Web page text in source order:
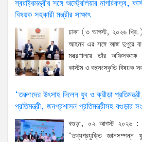
স্বরাষ্ট্রমন্ত্রীর সঙ্গে অস্ট্রেলিয়ার নাগরিকত্ব,
বিষয়ক সহকারী মন্ত্রীর সাক্ষাৎ
ঢাকা (৩ আগস্ট, ২০২৬
আহমদ এর সঙ্গে আজ দুপুরে
মন্ত্রণালয়ে তাঁর অফিসকক্ষে
কাস্টম ও বহুসংস্কৃতি বিষয়ক
‘তরুণদের উৎসাহ দিলেন যুব ও ক্রীড়া
প্রতিমন্ত্রী, জনপ্রশাসন প্রতিমন্ত্রীসহ বগুড়ার
বগুড়া, ০২ আগস্ট ২০২৬ :
‘তথ্যপ্রযুক্তি জ্ঞানসম্পন্ন